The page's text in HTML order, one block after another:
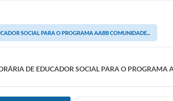
SOCIAL PARA O PROGRAMA AABB COMUNIDADE...
DE EDUCADOR SOCIAL PARA O